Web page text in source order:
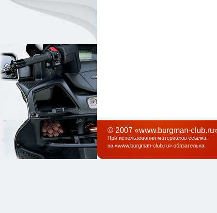
© 2007 «www.burgman-
При использовании материалов ссылка
на «www.burgman-club.ru» обязательна